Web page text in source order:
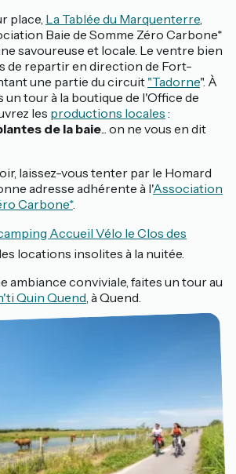
place, La Tablée du Marquenterre,
Baie de Somme Zéro Carbone*
savoureuse et locale. Le ventre bien
de repartir en direction de Fort-
une partie du circuit "Tadorne". À
un tour à la boutique de l'Office de
les productions locales :
de la baie... on ne vous en dit
laissez-vous tenter par le Homard
adresse adhérente à l'Association
Carbone*.
Accueil Vélo le Clos des
locations insolites à la nuitée.
ambiance conviviale, faites un tour au
Quin Quend, à Quend.